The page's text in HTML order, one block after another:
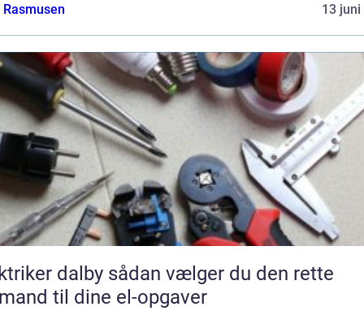
13 juni
sådan vælger du den rette
til dine el-opgaver